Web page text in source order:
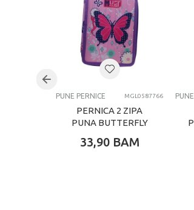
Pol
Uzrast
Brend
PUNE PERNICE MGL0587766
PERNICA 2 ZIPA
PUNA BUTTERFLY
33,90 BAM